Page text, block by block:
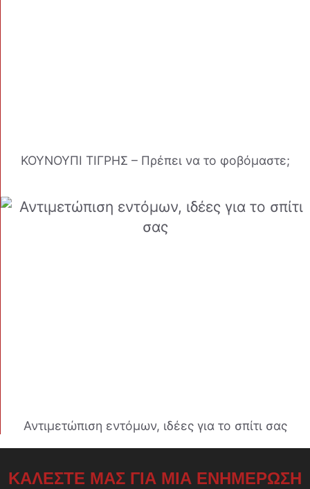
ΚΟΥΝΟΥΠΙ ΤΙΓΡΗΣ – Πρέπει να το φοβόμαστε;
Αντιμετώπιση εντόμων, ιδέες για το σπίτι σας
ΚΑΛΕΣΤΕ ΜΑΣ ΓΙΑ ΜΙΑ ΕΝΗΜΕΡΩΣΗ